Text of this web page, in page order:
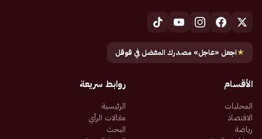
★اجعل «عاجل» مصدرك المفضل في قوقل
الأقسام
المحليات
الاقتصاد
رياضة
روابط سريعة
الرئيسية
مقالات الرأي
البحث